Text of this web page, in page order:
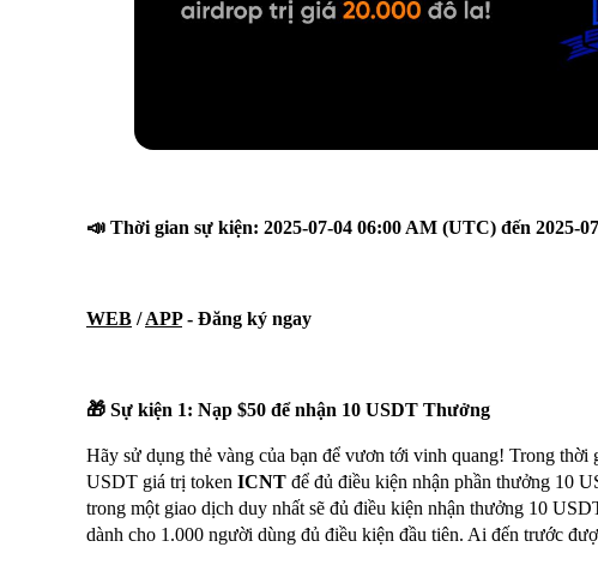
📣 Thời gian sự kiện: 2025-07-04 06:00 AM (UTC) đến 2025-
WEB /APP- Đăng ký ngay
🎁 Sự kiện 1: Nạp $50 để nhận 10 USDT Thưởng
Hãy sử dụng thẻ vàng của bạn để vươn tới vinh quang! Trong
USDT giá trị token ICNT để đủ điều kiện nhận phần thưởng 10
trong một giao dịch duy nhất sẽ đủ điều kiện nhận thưởng 10
dành cho 1.000 người dùng đủ điều kiện đầu tiên. Ai đến trước